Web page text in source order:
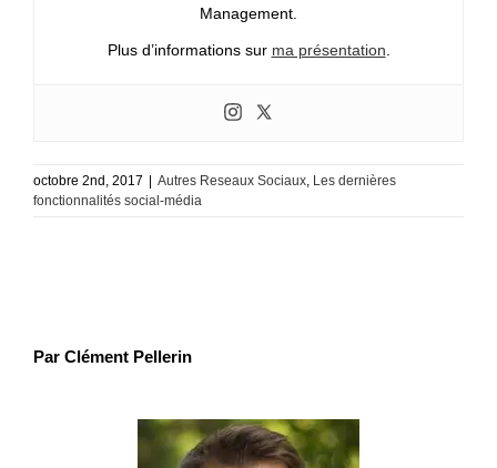
Management.
Plus d’informations sur ma présentation
octobre 2nd, 2017 Autres Reseaux Sociaux, Les dernières
fonctionnalités social-média
Par Clément Pellerin